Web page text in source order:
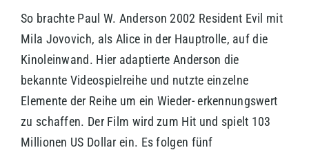
So brachte Paul W. Anderson 2002 Resident Evil mit
Mila Jovovich, als Alice in der Hauptrolle, auf die
Kinoleinwand. Hier adaptierte Anderson die
bekannte Videospielreihe und nutzte einzelne
Elemente der Reihe um ein Wieder- erkennungswert
zu schaffen. Der Film wird zum Hit und spielt 103
Millionen US Dollar ein. Es folgen fünf